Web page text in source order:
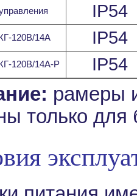
IP54
120В/14А IP54
120В/14А-Р IP54
рамеры
только для